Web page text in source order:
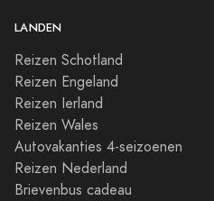
LANDEN
Reizen Schotland
Reizen Engeland
Reizen Ierland
Reizen Wales
Autovakanties 4-seizoenen
Reizen Nederland
Brievenbus cadeau